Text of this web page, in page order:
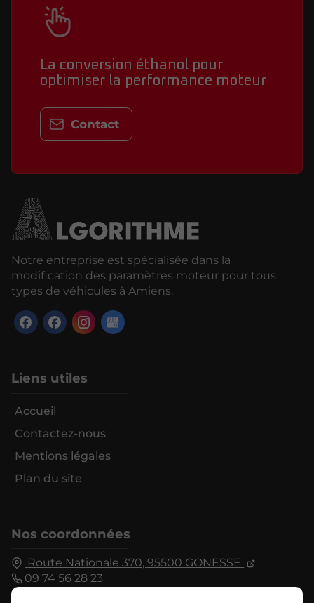
La conversion éthanol pour
optimiser la performance moteur
Contact
Notre entreprise est spécialisée dans la
modification des paramètres moteur pour tous
types de véhicules à Amiens.
Liens utiles
Accueil
Contactez-nous
Mentions légales
Plan du site
Nos coordonnées
Route Nationale 370,95500 GONESSE
09 74 56 28 23